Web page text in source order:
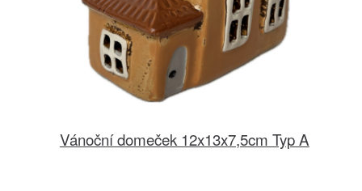
Vánoční domeček 12x13x7,5cm Typ A